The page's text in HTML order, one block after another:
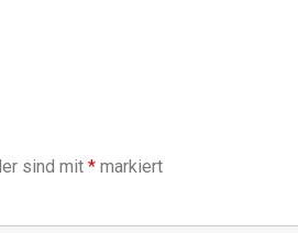
sind mit * markiert